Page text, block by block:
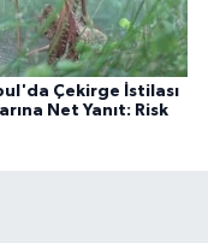
Çekirge İstilası
Net Yanıt: Risk